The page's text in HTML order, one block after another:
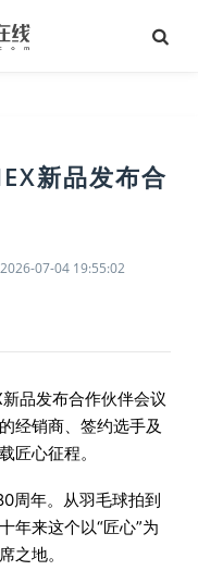
新品发布合
2026-07-04 19:55:02
品发布合作伙伴会议
经销商、签约选手及
匠心征程。
年。从羽毛球拍到
年来这个以“匠心”为
之地。